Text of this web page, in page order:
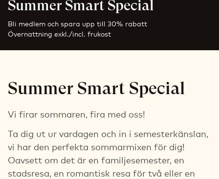
Summer Smart Special
Bli medlem och spara upp till 30% rabatt
Övernattning exkl./incl. frukost
Summer Smart Special
Vi firar sommaren, fira med oss!
Ta dig ut ur vardagen och in i semesterkänslan,
vi har den perfekta sommarmixen för dig!
Oavsett om det är en familjesemester, en
stadsresa, en romantisk resa för två eller en